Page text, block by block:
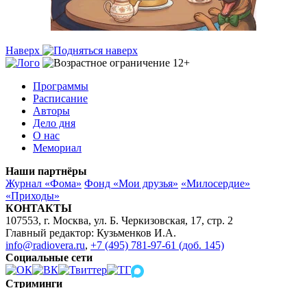
Наверх
Программы
Расписание
Авторы
Дело дня
О нас
Мемориал
Наши партнёры
Журнал «Фома» Фонд «Мои друзья» «Милосердие»
«Приходы»
КОНТАКТЫ
107553, г. Москва, ул. Б. Черкизовская, 17, стр. 2
Главный редактор: Кузьменков И.А.
info@radiovera.ru, +7 (495) 781-97-61 (доб. 145)
Социальные сети
Стриминги